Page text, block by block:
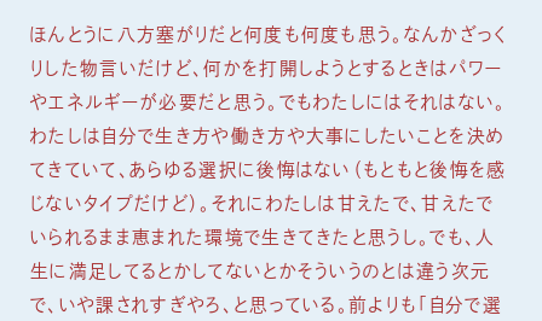
ほんとうに八方塞がりだと何度も何度も思う。なんかざっく
りした物言いだけど、何かを打開しようとするときはパワー
やエネルギーが必要だと思う。でもわたしにはそれはない。
わたしは自分で生き方や働き方や大事にしたいことを決め
てきていて、あらゆる選択に後悔はない（もともと後悔を感
じないタイプだけど）。それにわたしは甘えたで、甘えたで
いられるまま恵まれた環境で生きてきたと思うし。でも、人
生に満足してるとかしてないとかそういうのとは違う次元
で、いや課されすぎやろ、と思っている。前よりも「自分で選